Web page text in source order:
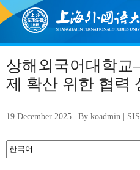
상해외국어대학교
제 확산 위한 협력
19 December 2025 | By koadmin |